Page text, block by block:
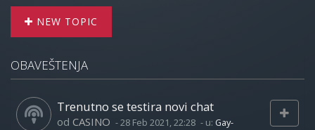
NEW TOPIC
OBAVEŠTENJA
Trenutno se testira novi chat
od CASINO -28 Feb 2021, 22:28 - u: Gay-